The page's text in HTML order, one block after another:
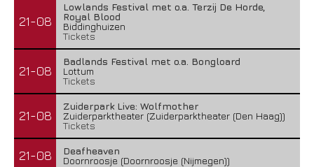
21-08
Lowlands Festival met o.a. Terzij De Horde,
Royal Blood
Biddinghuizen
Tickets
21-08
Badlands Festival met o.a. Bongloard
Lottum
Tickets
21-08
Zuiderpark Live: Wolfmother
Zuiderparktheater (Zuiderparktheater (Den Haag))
Tickets
21-08
Deafheaven
Doornroosje (Doornroosje (Nijmegen))